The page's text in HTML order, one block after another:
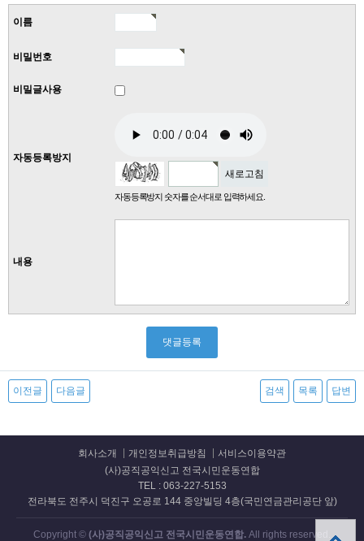
이름
비밀번호
비밀글사용
자동등록방지
새로고침
자동등록방지 숫자를 순서대로 입력하세요.
내용
이전글 다음글 검색 목록 답변
회사소개 개인정보취급방침
서비스이용약관
(사)공직공익신고 전국시민운동연합
TEL : 063-227-5153
전라북도 전주시 덕진구 오공로 144 중앙빌딩 4층(국민연금관리공단 앞)
Copyright © (사)공직공익신고 전국시민운동연합. All rights reserved.